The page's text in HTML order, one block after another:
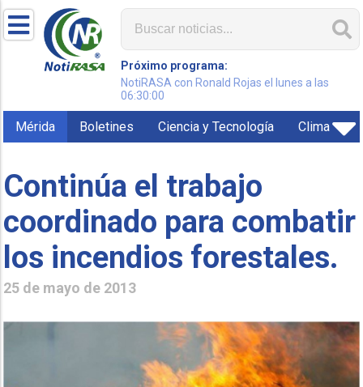
Próximo programa:
NotiRASA con Ronald Rojas el lunes a las
06:30:00
Mérida Boletines Ciencia y Tecnología Clima
Continúa el trabajo
coordinado para combatir
los incendios forestales.
25 de mayo de 2013